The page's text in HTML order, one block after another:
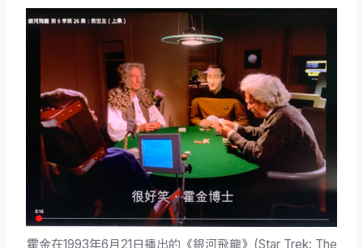
霍金在1993年6月21日播出的《銀河飛龍》(Star Trek: The